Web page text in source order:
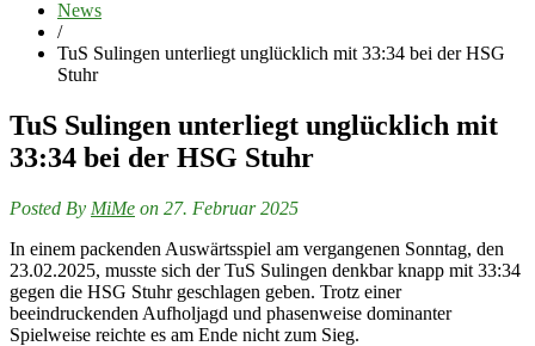
News
/
TuS Sulingen unterliegt unglücklich mit 33:34 bei der HSG
Stuhr
TuS Sulingen unterliegt unglücklich mit
33:34 bei der HSG Stuhr
Posted By MiMe on 27. Februar 2025
In einem packenden Auswärtsspiel am vergangenen Sonntag, den
23.02.2025, musste sich der TuS Sulingen denkbar knapp mit 33:34
gegen die HSG Stuhr geschlagen geben. Trotz einer
beeindruckenden Aufholjagd und phasenweise dominanter
Spielweise reichte es am Ende nicht zum Sieg.